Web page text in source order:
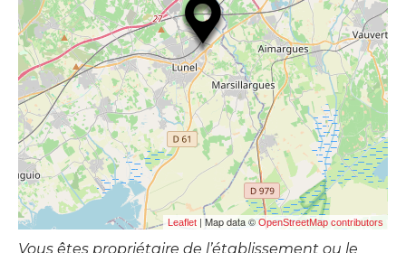
Leaflet | Map data ©OpenStreetMap contributors
Vous êtes propriétaire de l’établissement ou le